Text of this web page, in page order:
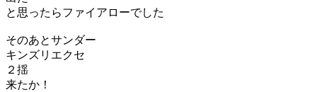
と思ったらファイアローでした
そのあとサンダー
キンズリエクセ
２揺
来たか！